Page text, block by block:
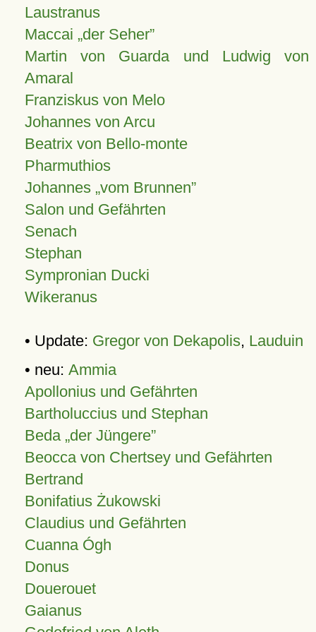
Laustranus
Maccai „der Seher”
Martin von Guarda und Ludwig von
Amaral
Franziskus von Melo
Johannes von Arcu
Beatrix von Bello-monte
Pharmuthios
Johannes vom Brunnen
Salon und Gefährten
Senach
Stephan
Sympronian Ducki
Wikeranus
• Update: Gregor von Dekapolis, Lauduin
• neu: Ammia
Apollonius und Gefährten
Bartholuccius und Stephan
Beda „der Jüngere”
Beocca von Chertsey und Gefährten
Bertrand
Bonifatius Żukowski
Claudius und Gefährten
Cuanna Ógh
Donus
Douerouet
Gaianus